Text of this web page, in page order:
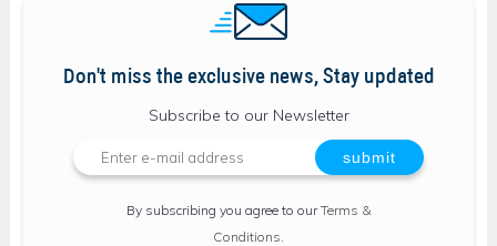
Don't miss the exclusive news, Stay updated
Subscribe to our Newsletter
By subscribing you agree to ourTerms &
Conditions